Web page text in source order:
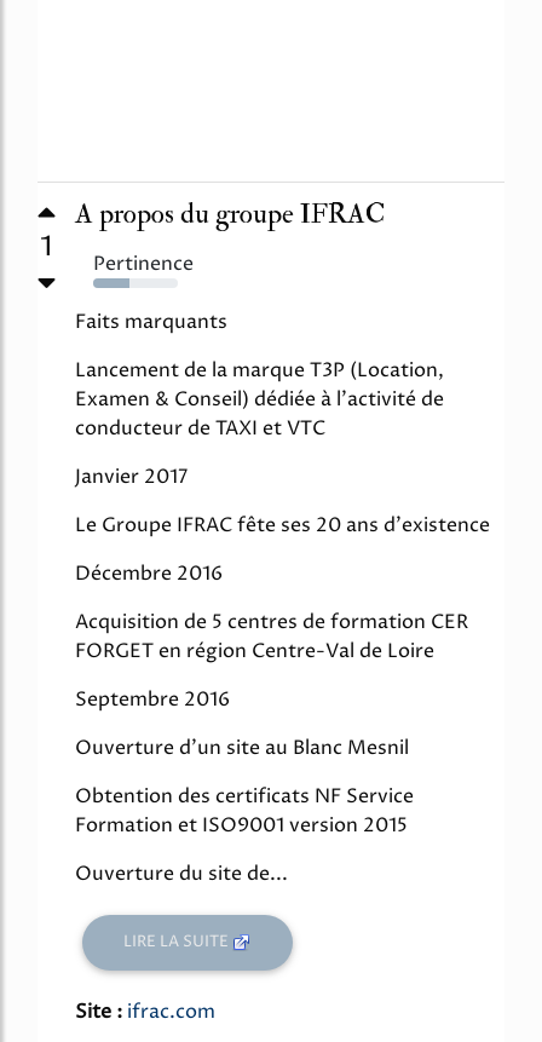
1
A propos du groupe IFRAC
Pertinence
43%
Faits marquants
Lancement de la marque T3P (Location,
Examen & Conseil) dédiée à l'activité de
conducteur de TAXI et VTC
Janvier 2017
Le Groupe IFRAC fête ses 20 ans d'existence
Décembre 2016
Acquisition de 5 centres de formation CER
FORGET en région Centre-Val de Loire
Septembre 2016
Ouverture d'un site au Blanc Mesnil
Obtention des certificats NF Service
Formation et ISO9001 version 2015
Ouverture du site de...
LIRE LA SUITE
Site : ifrac.com